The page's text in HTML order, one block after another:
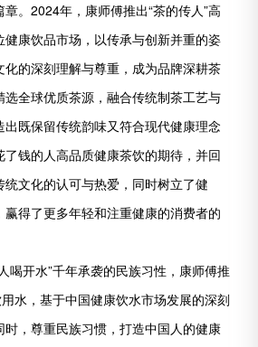
。2024年，康师傅推出“茶的传人”高
康饮品市场，以传承与创新并重的姿
的深刻理解与尊重，成为品牌深耕茶
全球优质茶源，融合传统制茶工艺与
既保留传统韵味又符合现代健康理念
钱的人高品质健康茶饮的期待，并回
文化的认可与热爱，同时树立了健
得了更多年轻和注重健康的消费者的
开水”千年承袭的民族习性，康师傅推
水，基于中国健康饮水市场发展的深刻
，尊重民族习惯，打造中国人的健康